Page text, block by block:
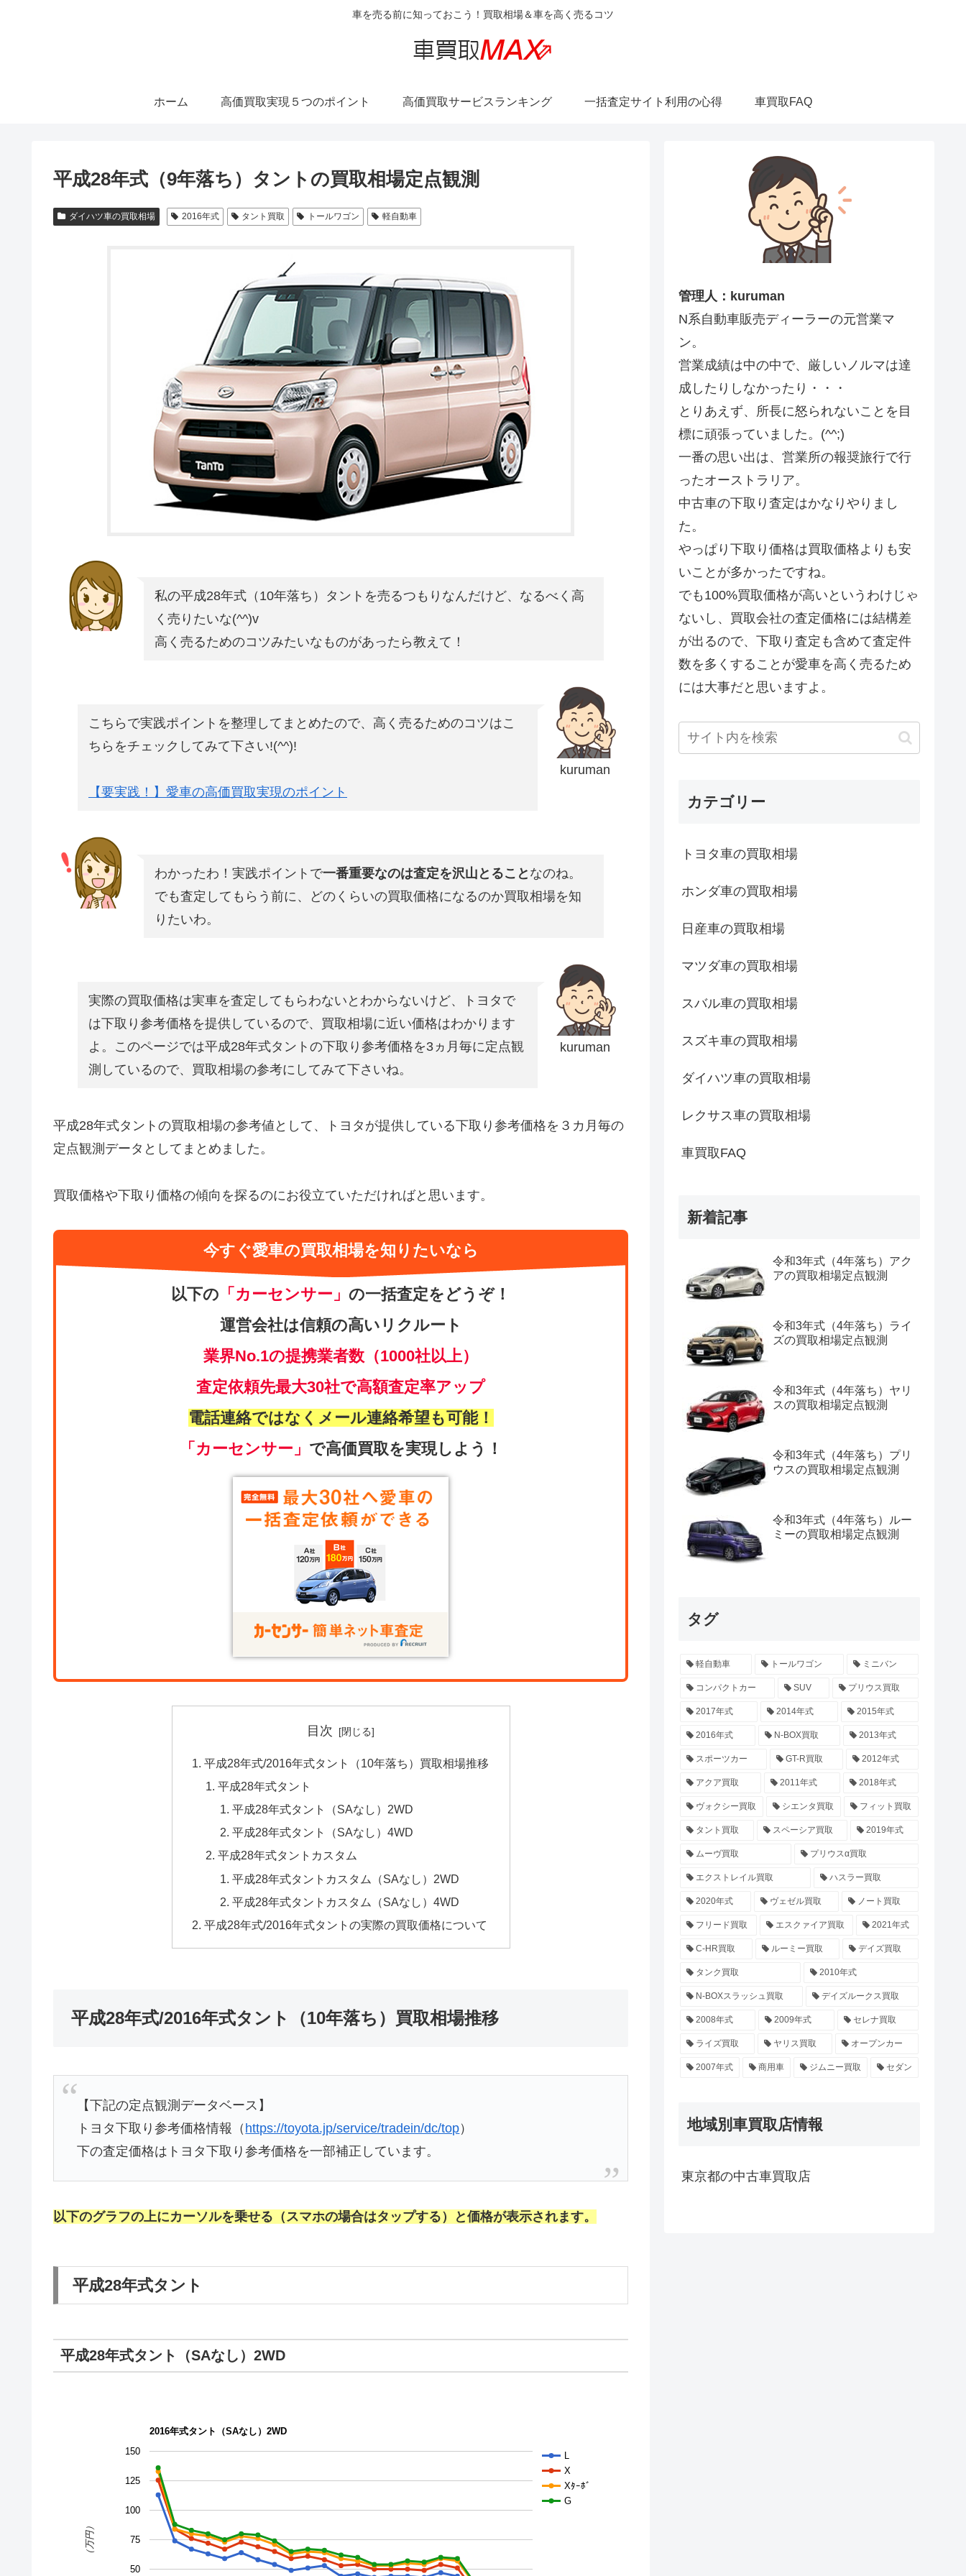
車を売る前に知っておこう！買取相場＆車を高く売るコツ
ホーム 高価買取実現５つのポイント 高価買取サービスランキング 一括査定サイト利用の心得 車買取FAQ
平成28年式（9年落ち）タントの買取相場定点観測
ダイハツ車の買取相場 2016年式 タント買取 トールワゴン 軽自動車
私の平成28年式（10年落ち）タントを売るつもりなんだけど、なるべく高
く売りたいな(^^)v
高く売るためのコツみたいなものがあったら教えて！
kuruman
こちらで実践ポイントを整理してまとめたので、高く売るためのコツはこ
ちらをチェックしてみて下さい!(^^)!
【要実践！】愛車の高価買取実現のポイント
わかったわ！実践ポイントで一番重要なのは査定を沢山とること なのね。
でも査定してもらう前に、どのくらいの買取価格になるのか買取相場を知
りたいわ。
kuruman
実際の買取価格は実車を査定してもらわないとわからないけど、トヨタで
は下取り参考価格を提供しているので、買取相場に近い価格はわかります
よ。このページでは平成28年式タントの下取り参考価格を3ヵ月毎に定点観
測しているので、買取相場の参考にしてみて下さいね。
平成28年式タントの買取相場の参考値として、トヨタが提供している下取り参考価格を３カ月毎の
定点観測データとしてまとめました。
買取価格や下取り価格の傾向を探るのにお役立ていただければと思います。
今すぐ愛車の買取相場を知りたいなら
以下の 「カーセンサー」 の一括査定をどうぞ！
運営会社は信頼の高いリクルート
業界No.1の提携業者数（1000社以上）
査定依頼先最大30社で高額査定率アップ
電話連絡ではなくメール連絡希望も可能！
「カーセンサー」 で高価買取を実現しよう！
目次
平成28年式/2016年式タント（10年落ち）買取相場推移
平成28年式タント
平成28年式タント（SAなし）2WD
平成28年式タント（SAなし）4WD
平成28年式タントカスタム
平成28年式タントカスタム（SAなし）2WD
平成28年式タントカスタム（SAなし）4WD
平成28年式/2016年式タントの実際の買取価格について
平成28年式/2016年式タント（10年落ち）買取相場推移
【下記の定点観測データベース】
トヨタ下取り参考価格情報（ https://toyota.jp/service/tradein/dc/top）
下の査定価格はトヨタ下取り参考価格を一部補正しています。
以下のグラフの上にカーソルを乗せる（スマホの場合はタップする）と価格が表示されます。
平成28年式タント
平成28年式タント（SAなし）2WD
2016年式タント（SAなし）2WD
L
X
Xﾀｰﾎﾞ
G
50
75
100
125
150
（万円）
管理人：kuruman
N系自動車販売ディーラーの元営業マ
ン。
営業成績は中の中で、厳しいノルマは達
成したりしなかったり・・・
とりあえず、所長に怒られないことを目
標に頑張っていました。(^^;)
一番の思い出は、営業所の報奨旅行で行
ったオーストラリア。
中古車の下取り査定はかなりやりまし
た。
やっぱり下取り価格は買取価格よりも安
いことが多かったですね。
でも100%買取価格が高いというわけじゃ
ないし、買取会社の査定価格には結構差
が出るので、下取り査定も含めて査定件
数を多くすることが愛車を高く売るため
には大事だと思いますよ。
カテゴリー
トヨタ車の買取相場
ホンダ車の買取相場
日産車の買取相場
マツダ車の買取相場
スバル車の買取相場
スズキ車の買取相場
ダイハツ車の買取相場
レクサス車の買取相場
車買取FAQ
新着記事
令和3年式（4年落ち）アク
アの買取相場定点観測
令和3年式（4年落ち）ライ
ズの買取相場定点観測
令和3年式（4年落ち）ヤリ
スの買取相場定点観測
令和3年式（4年落ち）プリ
ウスの買取相場定点観測
令和3年式（4年落ち）ルー
ミーの買取相場定点観測
タグ
軽自動車 トールワゴン ミニバン
コンパクトカー SUV プリウス買取
2017年式 2014年式 2015年式
2016年式 N-BOX買取 2013年式
スポーツカー GT-R買取 2012年式
アクア買取 2011年式 2018年式
ヴォクシー買取 シエンタ買取 フィット買取
タント買取 スペーシア買取 2019年式
ムーヴ買取 プリウスα買取
エクストレイル買取 ハスラー買取
2020年式 ヴェゼル買取 ノート買取
フリード買取 エスクァイア買取 2021年式
C-HR買取 ルーミー買取 デイズ買取
タンク買取 2010年式
N-BOXスラッシュ買取 デイズルークス買取
2008年式 2009年式 セレナ買取
ライズ買取 ヤリス買取 オープンカー
2007年式 商用車 ジムニー買取 セダン
地域別車買取店情報
東京都の中古車買取店